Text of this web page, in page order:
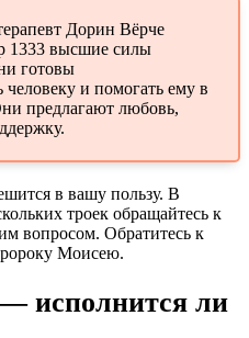
Дорин Вёрче
1333 высшие силы
готовы
человеку и помогать ему в
предлагают любовь,
в вашу пользу. В
троек обращайтесь к
вопросом. Обратитесь к
Моисею.
исполнится ли